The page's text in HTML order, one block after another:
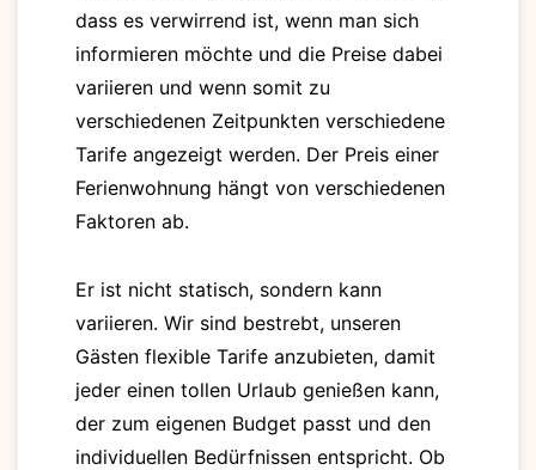
dass es verwirrend ist, wenn man sich
informieren möchte und die Preise dabei
variieren und wenn somit zu
verschiedenen Zeitpunkten verschiedene
Tarife angezeigt werden. Der Preis einer
Ferienwohnung hängt von verschiedenen
Faktoren ab.
Er ist nicht statisch, sondern kann
variieren. Wir sind bestrebt, unseren
Gästen flexible Tarife anzubieten, damit
jeder einen tollen Urlaub genießen kann,
der zum eigenen Budget passt und den
individuellen Bedürfnissen entspricht. Ob